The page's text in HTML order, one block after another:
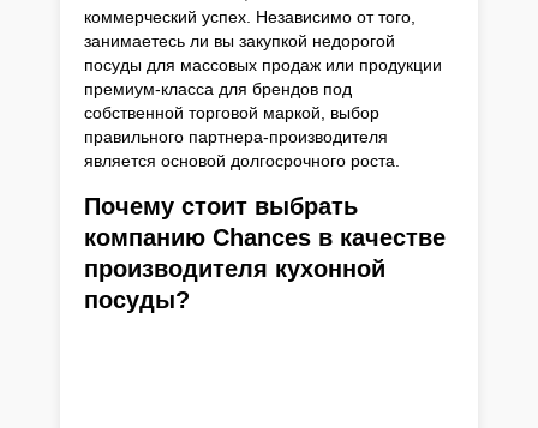
коммерческий успех. Независимо от того,
занимаетесь ли вы закупкой недорогой
посуды для массовых продаж или продукции
премиум-класса для брендов под
собственной торговой маркой, выбор
правильного партнера-производителя
является основой долгосрочного роста.
Почему стоит выбрать
компанию Chances в качестве
производителя кухонной
посуды?